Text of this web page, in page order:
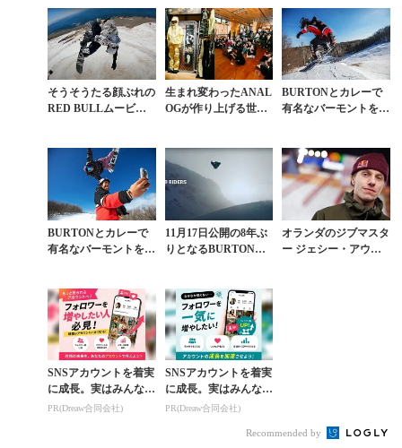
（...
ボード...
健...
そうそうたる顔ぶれの
RED BULLムービー
生まれ変わったANAL
OGが作り上げる世界
BURTONとカレーで
有名なバーモントをゼ
BURTONとカレーで
有名なバーモントをゼ
11月17日公開の8年ぶ
りとなるBURTON作
オランダのジブマスタ
ー ジェシー・アウグ
SNSアカウントを着実
に成長。実はみんなコ
コ使ってます。
PR(Dreaw合同会社)
SNSアカウントを着実
に成長。実はみんなコ
コ使ってます。
PR(Dreaw合同会社)
Recommended by